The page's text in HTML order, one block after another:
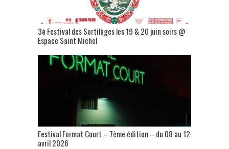
3è Festival des Sortilèges les 19 & 20 juin soirs @
Espace Saint Michel
Festival Format Court – 7ème édition – du 08 au 12
avril 2026